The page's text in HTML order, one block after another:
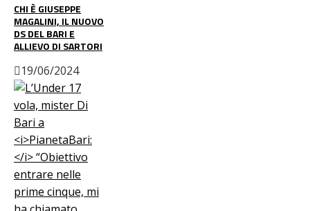
CHI È GIUSEPPE
MAGALINI, IL NUOVO
DS DEL BARI E
ALLIEVO DI SARTORI
19/06/2024